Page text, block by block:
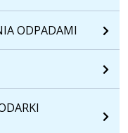
ODPADAMI